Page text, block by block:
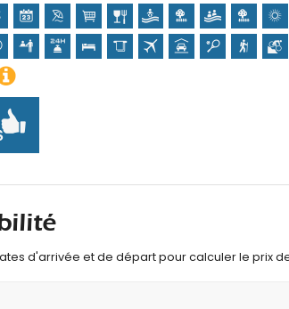
(Pueblo de Jávea et Jávea) (à moins de 5
de la Vila et Dénia) (à moins de 25
moins de 1000 mètres de l'appartement)
VTT, cyclisme, escalade, canoë, kayak, pêche,
moins de 5 kilomètres de l'appartement)
Golf de Jávea et Jávea) (à moins de 10
d'arrivée et de départ pour calculer le prix